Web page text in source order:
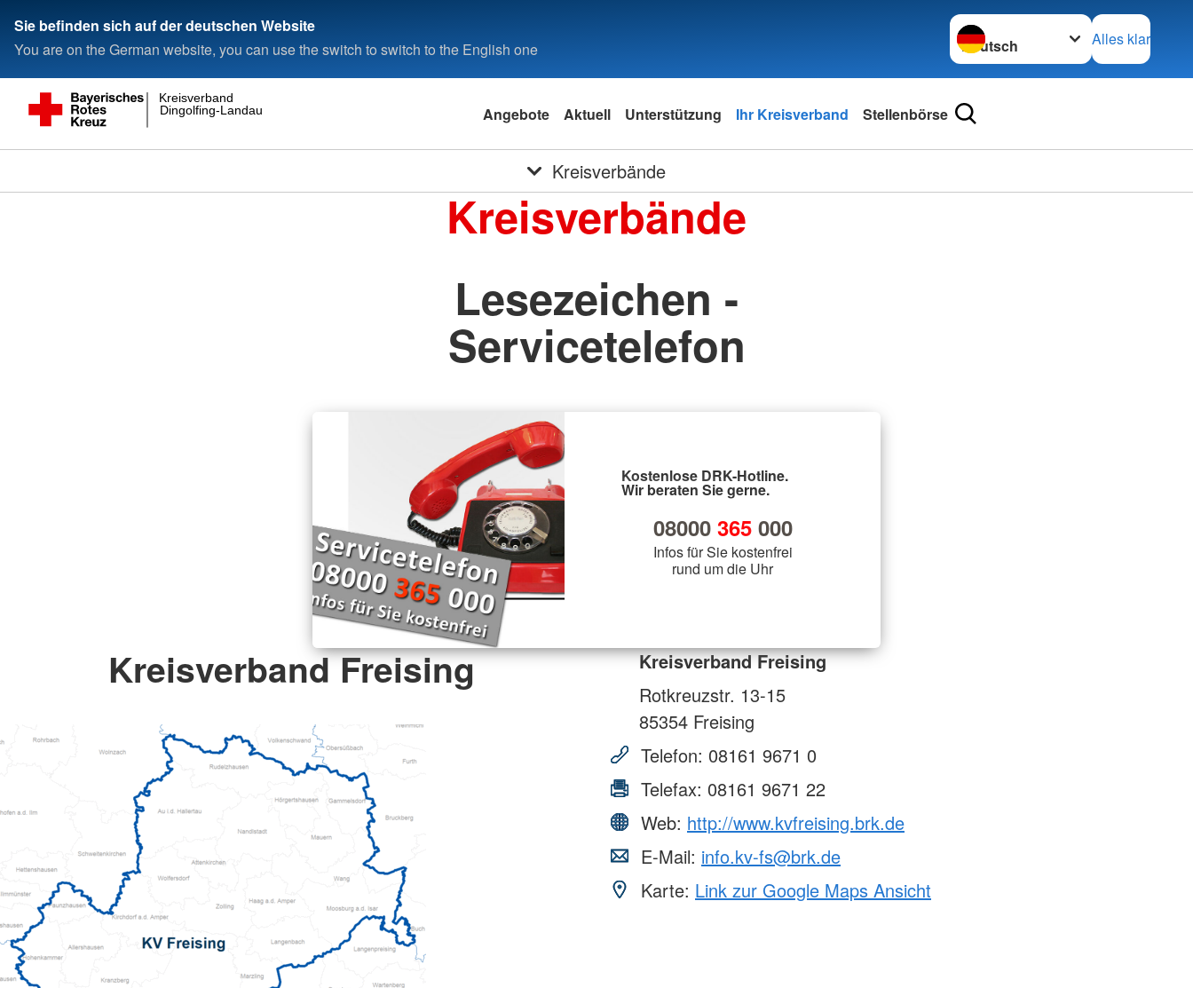
Sie befinden sich auf der deutschen Website
You are on the German website, you can use the switch to switch to the English one
Sprache wechseln zu
Alles klar
Dingolfing-Landau
Kreisverband
Angebote Aktuell Unterstützung Ihr Kreisverband Stellenbörse
Kreisverbände
Kreisverbände
Lesezeichen -
Servicetelefon
Kostenlose DRK-Hotline.
Wir beraten Sie gerne.
08000 365000
Infos für Sie kostenfrei
rund um die Uhr
Kreisverband Freising
Kreisverband Freising
Rotkreuzstr. 13-15
85354 Freising
Telefon: 08161 9671 0
Telefax: 08161 9671 22
Web: http://www.kvfreising.brk.de
E-Mail: info.kv-fs@brk.de
Karte: Link zur Google Maps Ansicht